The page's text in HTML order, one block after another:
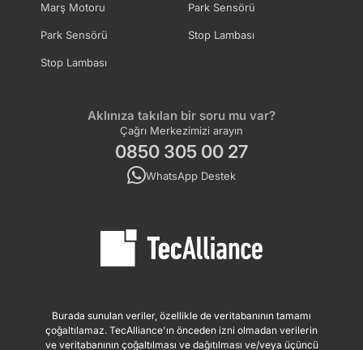
Marş Motoru Park Sensörü
Park Sensörü Stop Lambası
Stop Lambası
Aklınıza takılan bir soru mu var?
Çağrı Merkezimizi arayın
0850 305 00 27
WhatsApp Destek
Burada sunulan veriler, özellikle de veritabanının tamamı
çoğaltılamaz. TecAlliance'ın önceden izni olmadan verilerin
ve veritabanının çoğaltılması ve dağıtılması ve/veya üçüncü